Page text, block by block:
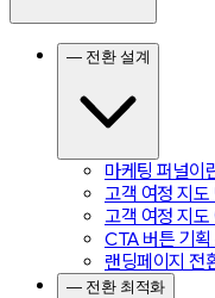
— 전환 설계
마케팅 퍼널이
고객 여정 지
고객 여정 지
CTA 버튼 기획
랜딩페이지 전
— 전환 최적화